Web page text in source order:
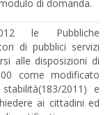
di domanda.
le Pubbliche
di pubblici servizi
alle disposizioni di
come modificato
2011) e
ai cittadini ed